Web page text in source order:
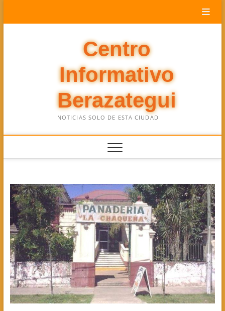
Centro
Informativo
Berazategui
NOTICIAS SOLO DE ESTA CIUDAD